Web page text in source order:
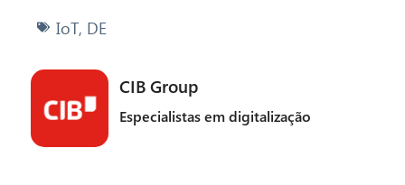
IoT, DE
CIB Group
Especialistas em digitalização